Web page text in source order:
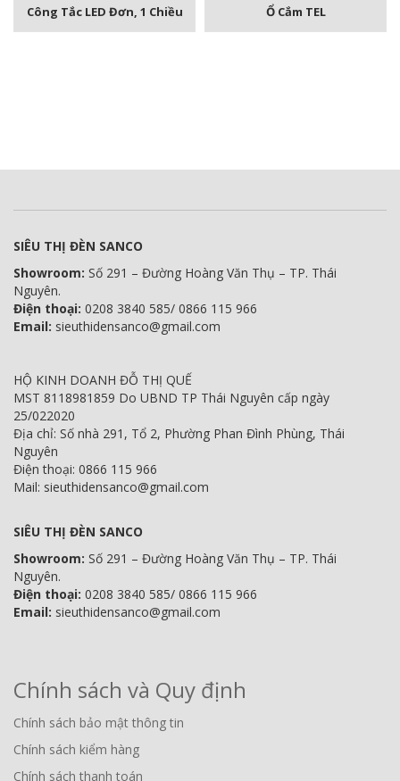
Công Tắc LED Đơn, 1 Chiều Ổ Cắm TEL
SIÊU THỊ ĐÈN SANCO
Showroom: Số 291 – Đường Hoàng Văn Thụ – TP. Thái
Nguyên.
Điện thoại: 0208 3840 585/ 0866 115 966
Email: sieuthidensanco@gmail.com
HỘ KINH DOANH ĐỖ THỊ QUẾ
MST 8118981859 Do UBND TP Thái Nguyên cấp ngày
25/022020
Địa chỉ: Số nhà 291, Tổ 2, Phường Phan Đình Phùng, Thái
Nguyên
Điện thoại: 0866 115 966
Mail: sieuthidensanco@gmail.com
SIÊU THỊ ĐÈN SANCO
Showroom: Số 291 – Đường Hoàng Văn Thụ – TP. Thái
Nguyên.
Điện thoại: 0208 3840 585/ 0866 115 966
Email: sieuthidensanco@gmail.com
Chính sách và Quy định
Chính sách bảo mật thông tin
Chính sách kiểm hàng
Chính sách thanh toán